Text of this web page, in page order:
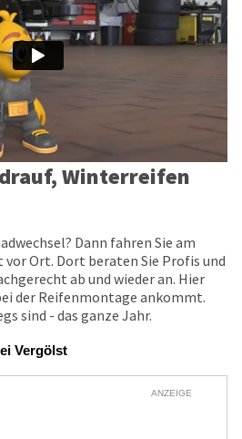
Winterreifen
Dann fahren Sie am
Ort. Dort beraten Sie Profis und
ab und wieder an. Hier
der Reifenmontage ankommt.
sind - das ganze Jahr.
Vergölst
ANZEIGE